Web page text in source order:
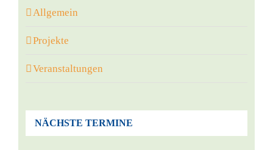
Allgemein
Projekte
Veranstaltungen
NÄCHSTE TERMINE